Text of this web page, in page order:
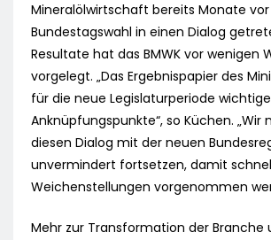
Mineralölwirtschaft bereits Monate
Bundestagswahl in einen Dialog
Resultate hat das BMWK vor wenigen
vorgelegt. „Das Ergebnispapier des
für die neue Legislaturperiode wichtige
Anknüpfungspunkte“, so Küchen. „Wir
diesen Dialog mit der neuen
unvermindert fortsetzen, damit
Weichenstellungen vorgenommen
Mehr zur Transformation der Branche